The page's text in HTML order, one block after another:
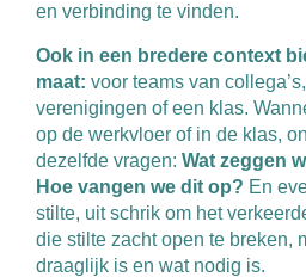
en verbinding te vinden.
Ook in een bredere context
maat: voor teams van
verenigingen of een klas.
op de werkvloer of in de klas,
dezelfde vragen: Wat zeggen
Hoe vangen we dit op? En
stilte, uit schrik om het
die stilte zacht open te breken,
draaglijk is en wat nodig is.